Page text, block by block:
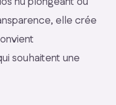
elle crée
souhaitent une